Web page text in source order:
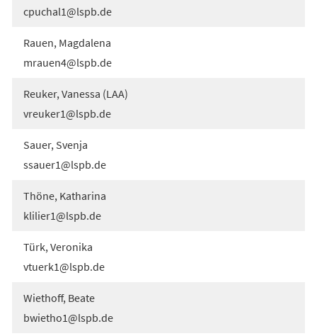
cpuchal1
lspb de
Rauen, Magdalena
mrauen4
lspb de
Reuker, Vanessa (LAA)
vreuker1
lspb de
Sauer, Svenja
ssauer1
lspb de
Thöne, Katharina
klilier1
lspb de
Türk, Veronika
vtuerk1
lspb de
Wiethoff, Beate
bwietho1
lspb de